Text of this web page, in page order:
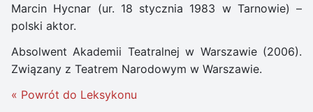
Marcin Hycnar (ur. 18 stycznia 1983 w Tarnowie) –
polski aktor.
Absolwent Akademii Teatralnej w Warszawie (2006).
Związany z Teatrem Narodowym w Warszawie.
« Powrót do Leksykonu